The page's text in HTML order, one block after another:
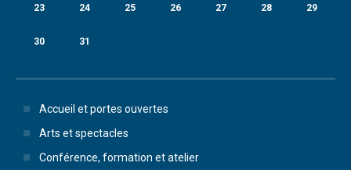
23 24 25 26 27 28 29
30 31
Accueil et portes ouvertes
Arts et spectacles
Conférence, formation et atelier